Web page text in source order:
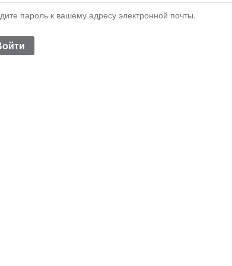
пароль к вашему адресу электронной почты.